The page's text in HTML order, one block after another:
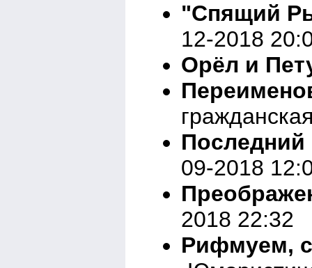
"Спящий
12-2018
Орёл и
Последний
09-2018
2018 22:32
Рифмуем,